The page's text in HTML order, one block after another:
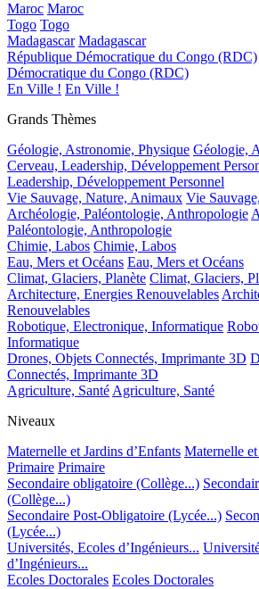
Maroc Maroc
Togo Togo
Madagascar Madagascar
République Démocratique du Congo (RDC)
Démocratique du Congo (RDC)
En Ville ! En Ville !
Grands Thèmes
Géologie, Astronomie, Physique Géologie,
Cerveau, Leadership, Développement
Leadership, Développement Personnel
Vie Sauvage, Nature, Animaux Vie
Archéologie, Paléontologie, Anthropologie
Paléontologie, Anthropologie
Chimie, Labos Chimie, Labos
Eau, Mers et Océans Eau, Mers et Océans
Climat, Glaciers, Planète Climat, Glaciers,
Architecture, Energies Renouvelables
Renouvelables
Robotique, Electronique, Informatique
Informatique
Drones, Objets Connectés, Imprimante 3D
Connectés, Imprimante 3D
Agriculture, SantéAgriculture, Santé
Niveaux
Maternelle et Jardins d’Enfants Maternelle
Primaire Primaire
Secondaire obligatoire (Collège...)
(Collège...)
Secondaire Post-Obligatoire (Lycée...)
(Lycée...)
Universités, Ecoles d’Ingénieurs...
d’Ingénieurs...
Ecoles Doctorales Ecoles Doctorales